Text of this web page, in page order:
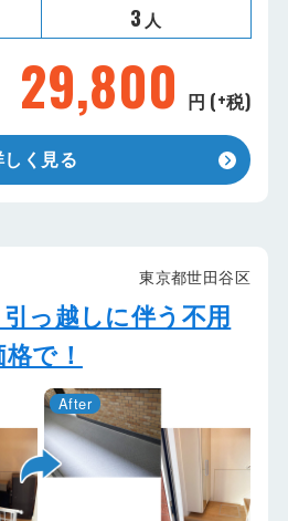
3 人
29,800 円 (+税)
しく見る
東京都世田谷区
っ越しに伴う不用
で！